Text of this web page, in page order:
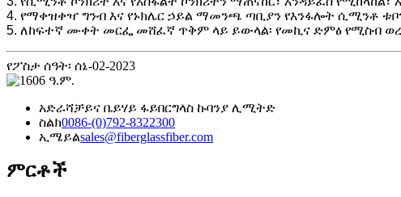
4. የማቀዝቀዣ ግንብ እና የኑክሌር ኃይል ማመንጫ ጣቢያን የእንፋሎት ሲሚንቶ
5. ለከፍተኛ ሙቀት መርፌ መሸፈኛ ጥቅም ላይ ይውላል፡ የመኪና ድምፅ የሚስብ
የፖስታ ሰዓት፡ ሰኔ-02-2023
አድራሻቻይና ቤይሃይ ፋይበርግላስ ኩባንያ ሊሚትድ
ስልክ0086-(0)792-8322300
ኢሜይልsales@fiberglassfiber.com
ምርቶች